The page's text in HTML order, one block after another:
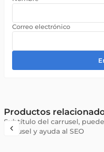
Productos
Subtítulo del carrusel,
carrusel y ayuda al SEO